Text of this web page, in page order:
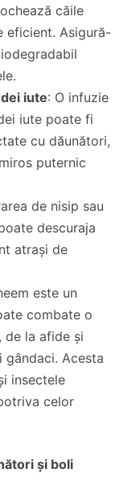
căile
eficient. Asigură-
iute: O infuzie
iute poate fi
cu dăunători,
puternic
de nisip sau
descuraja
atrași de
este un
combate o
de la afide și
gândaci. Acesta
insectele
celor
și boli